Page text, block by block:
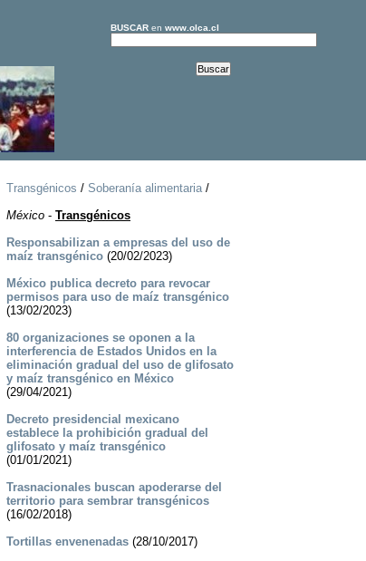
BUSCARen www.olca.cl
Transgénicos / Soberanía alimentaria/
México- Transgénicos
Responsabilizan a empresas del uso de
maíz transgénico(20/02/2023)
México publica decreto para revocar
permisos para uso de maíz transgénico
(13/02/2023)
80 organizaciones se oponen a la
interferencia de Estados Unidos en la
eliminación gradual del uso de glifosato
y maíz transgénico en México
(29/04/2021)
Decreto presidencial mexicano
establece la prohibición gradual del
glifosato y maíz transgénico
(01/01/2021)
Trasnacionales buscan apoderarse del
territorio para sembrar transgénicos
(16/02/2018)
Tortillas envenenadas(28/10/2017)